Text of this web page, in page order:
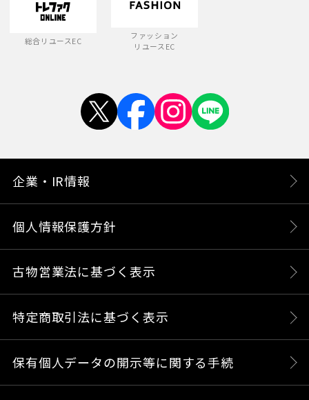
総合リユースEC
ファッション
リユースEC
企業・IR情報
個人情報保護方針
古物営業法に基づく表示
特定商取引法に基づく表示
保有個人データの開示等に関する手続